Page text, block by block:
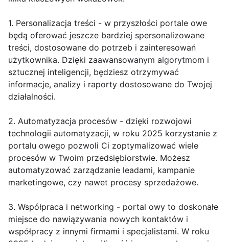
1. Personalizacja treści - w przyszłości portale owe
będą oferować jeszcze bardziej spersonalizowane
treści, dostosowane do potrzeb i zainteresowań
użytkownika. Dzięki zaawansowanym algorytmom i
sztucznej inteligencji, będziesz otrzymywać
informacje, analizy i raporty dostosowane do Twojej
działalności.
2. Automatyzacja procesów - dzięki rozwojowi
technologii automatyzacji, w roku 2025 korzystanie z
portalu owego pozwoli Ci zoptymalizować wiele
procesów w Twoim przedsiębiorstwie. Możesz
automatyzować zarządzanie leadami, kampanie
marketingowe, czy nawet procesy sprzedażowe.
3. Współpraca i networking - portal owy to doskonałe
miejsce do nawiązywania nowych kontaktów i
współpracy z innymi firmami i specjalistami. W roku